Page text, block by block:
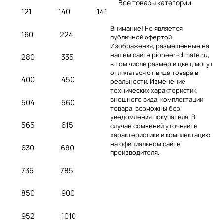
121 140 141
160 224
280 335
400 450
504 560
565 615
630 680
735 785
850 900
952 1010
Все товары категории
Внимание! Не является
публичной офертой.
Изображения, размещенные на
нашем сайте pioneer-climate.ru,
в том числе размер и цвет, могут
отличаться от вида товара в
реальности. Изменение
технических характеристик,
внешнего вида, комплектации
товара, возможны без
уведомления покупателя. В
случае сомнений уточняйте
характеристики и комплектацию
на официальном сайте
производителя.